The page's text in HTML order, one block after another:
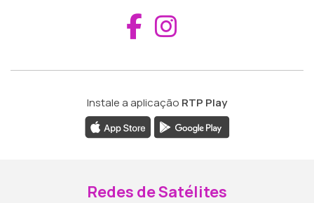
Aceder ao
Instale a aplicação RTP Play
Redes de Satélites